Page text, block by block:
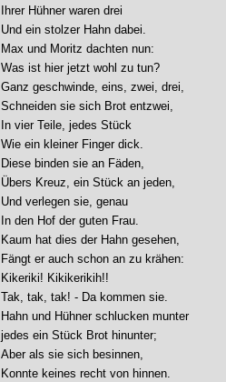
Ihrer Hühner waren drei
Und ein stolzer Hahn dabei.
Max und Moritz dachten nun:
Was ist hier jetzt wohl zu tun?
Ganz geschwinde, eins, zwei, drei,
Schneiden sie sich Brot entzwei,
In vier Teile, jedes Stück
Wie ein kleiner Finger dick.
Diese binden sie an Fäden,
Übers Kreuz, ein Stück an jeden,
Und verlegen sie, genau
In den Hof der guten Frau.
Kaum hat dies der Hahn gesehen,
Fängt er auch schon an zu krähen:
Kikeriki! Kikikerikih!!
Tak, tak, tak! - Da kommen sie.
Hahn und Hühner schlucken munter
jedes ein Stück Brot hinunter;
Aber als sie sich besinnen,
Konnte keines recht von hinnen.